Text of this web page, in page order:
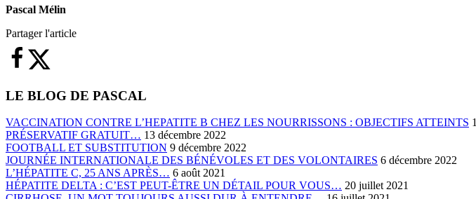
Pascal Mélin
Partager l'article
LE BLOG DE PASCAL
VACCINATION CONTRE L’HEPATITE B CHEZ LES NOURRISSONS : OBJECTIFS ATTEINTS
PRÉSERVATIF GRATUIT… 13 décembre 2022
FOOTBALL ET SUBSTITUTION 9 décembre 2022
JOURNÉE INTERNATIONALE DES BÉNÉVOLES ET DES VOLONTAIRES 6 décembre 2022
L’HÉPATITE C, 25 ANS APRÈS… 6 août 2021
HÉPATITE DELTA : C’EST PEUT-ÊTRE UN DÉTAIL POUR VOUS… 20 juillet 2021